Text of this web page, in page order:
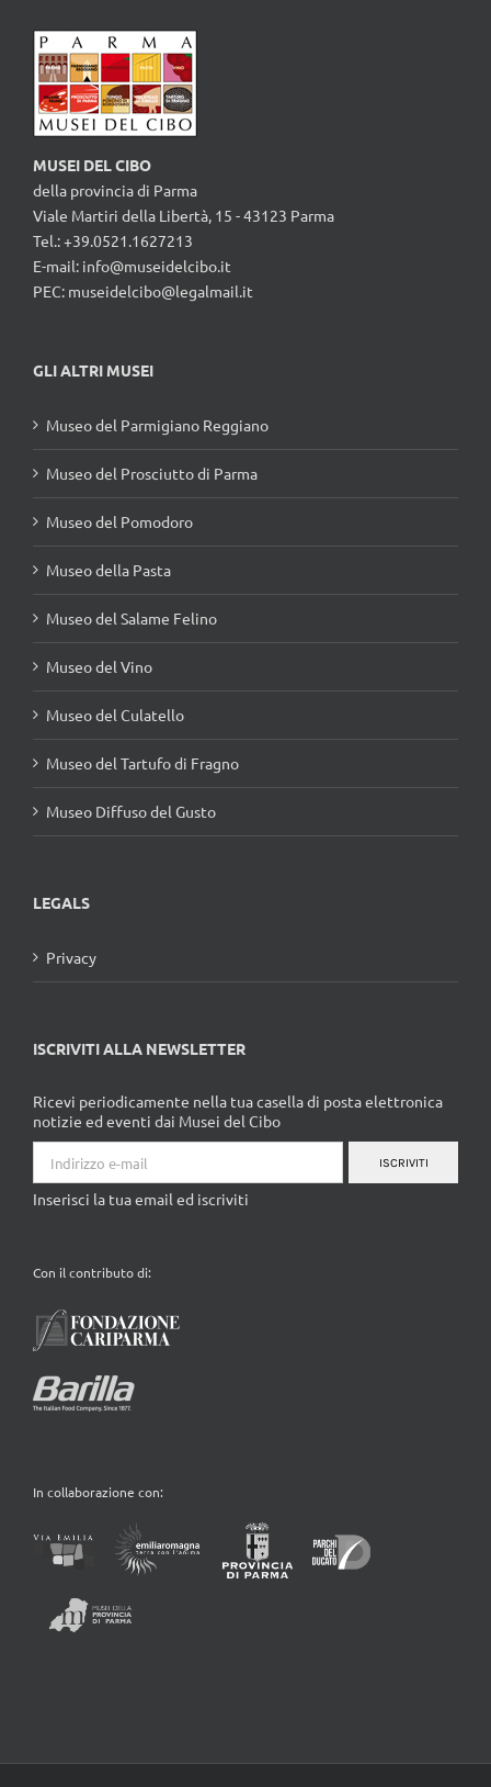
MUSEI DEL CIBO
della provincia di Parma
Viale Martiri della Libertà, 15 - 43123 Parma
Tel.: +39.0521.1627213
E-mail: info@museidelcibo.it
PEC: museidelcibo@legalmail.it
GLI ALTRI MUSEI
Museo del Parmigiano Reggiano
Museo del Prosciutto di Parma
Museo del Pomodoro
Museo della Pasta
Museo del Salame Felino
Museo del Vino
Museo del Culatello
Museo del Tartufo di Fragno
Museo Diffuso del Gusto
LEGALS
Privacy
ISCRIVITI ALLA NEWSLETTER
Ricevi periodicamente nella tua casella di posta elettronica
notizie ed eventi dai Musei del Cibo
ISCRIVITI
Inserisci la tua email ed iscriviti
Con il contributo di:
In collaborazione con: